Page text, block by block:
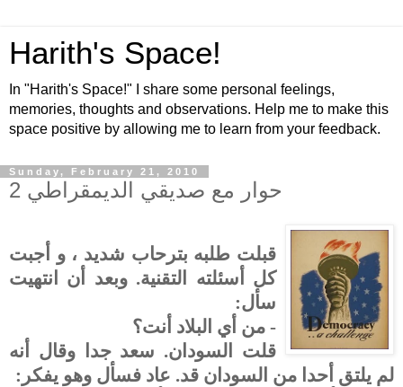
Harith's Space!
In "Harith's Space!" I share some personal feelings,
memories, thoughts and observations. Help me to make this
space positive by allowing me to learn from your feedback.
Sunday, February 21, 2010
حوار مع صديقي الديمقراطي 2
قبلت طلبه بترحاب شديد ، و أجبت
كل أسئلته التقنية. وبعد أن انتهيت
سأل:
- من أي البلاد أنت؟
قلت السودان. سعد جدا وقال أنه
لم يلتق أحدا من السودان قد. عاد فسأل وهو يفكر: